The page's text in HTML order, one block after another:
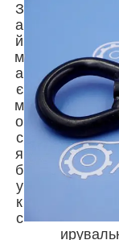
З
а
й
м
а
є
м
о
с
я
б
у
к
с